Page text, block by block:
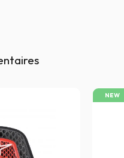
NEW